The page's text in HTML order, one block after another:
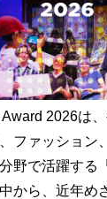
2026は
ファッション
野で活躍する
から、近年め